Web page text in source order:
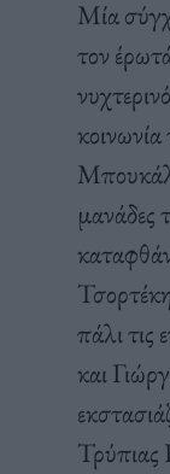
Μία
τον
μανάδες
πάλι
και
Τρύπιας